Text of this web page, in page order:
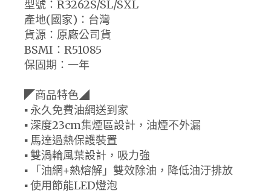
型號：R3262S/SL/SXL
產地(國家)：台灣
貨源：原廠公司貨
BSMI：R51085
保固期：一年
◤商品特色◢
▪ 永久免費油網送到家
▪ 深度23cm集煙區設計，油煙不外漏
▪ 馬達過熱保護裝置
▪ 雙渦輪風葉設計，吸力強
▪ 「油網+熱熔解」雙效除油，降低油汙排放
▪ 使用節能LED燈泡